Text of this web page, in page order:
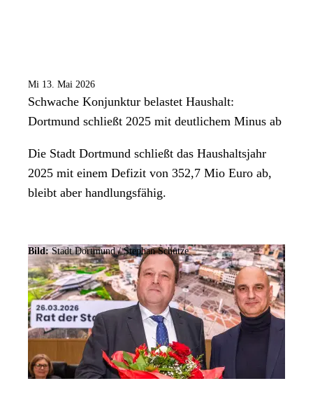
Mi 13. Mai 2026
Schwache Konjunktur belastet Haushalt:
Dortmund schließt 2025 mit deutlichem Minus ab
Die Stadt Dortmund schließt das Haushaltsjahr
2025 mit einem Defizit von 352,7 Mio Euro ab,
bleibt aber handlungsfähig.
Bild:Stadt Dortmund / Stephan Schütze